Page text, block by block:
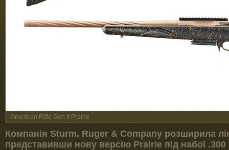
American Rifle Gen II Prairie
Компанія Sturm, Ruger & Company розширила
представивши нову версію Prairie під набої